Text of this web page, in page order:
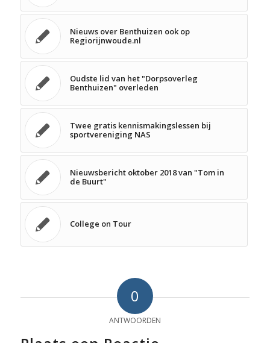
Nieuws over Benthuizen ook op
Regiorijnwoude.nl
Oudste lid van het "Dorpsoverleg
Benthuizen" overleden
Twee gratis kennismakingslessen bij
sportvereniging NAS
Nieuwsbericht oktober 2018 van "Tom in
de Buurt"
College on Tour
0
ANTWOORDEN